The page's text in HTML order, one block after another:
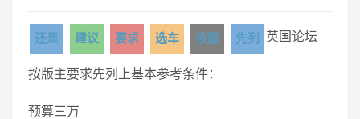
还是 建议 要求 选车 按版 先列 英国论坛
按版主要求先列上基本参考条件：
预算三万